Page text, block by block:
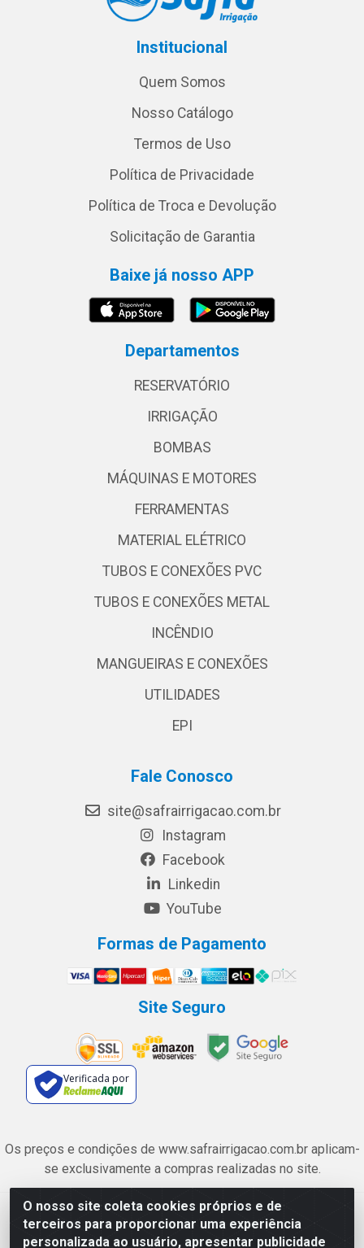
O nosso site coleta cookies próprios e de
terceiros para proporcionar uma experiência
personalizada ao usuário, apresentar publicidade
Institucional
Quem Somos
Nosso Catálogo
Termos de Uso
Política de Privacidade
Política de Troca e Devolução
Solicitação de Garantia
Baixe já nosso APP
Departamentos
RESERVATÓRIO
IRRIGAÇÃO
BOMBAS
MÁQUINAS E MOTORES
FERRAMENTAS
MATERIAL ELÉTRICO
TUBOS E CONEXÕES PVC
TUBOS E CONEXÕES METAL
INCÊNDIO
MANGUEIRAS E CONEXÕES
UTILIDADES
EPI
Fale Conosco
site@safrairrigacao.com.br
Instagram
Facebook
Linkedin
YouTube
Formas de Pagamento
Site Seguro
Verificada por
Os preços e condições de www.safrairrigacao.com.br aplicam-
se exclusivamente a compras realizadas no site.
Safra Agrícola e Pecuária LTDA - Avenida Castelo Branco, 5330 -
Esplanada dos Anicuns, Goiânia/GO - CEP 74.433-205 - CNPJ